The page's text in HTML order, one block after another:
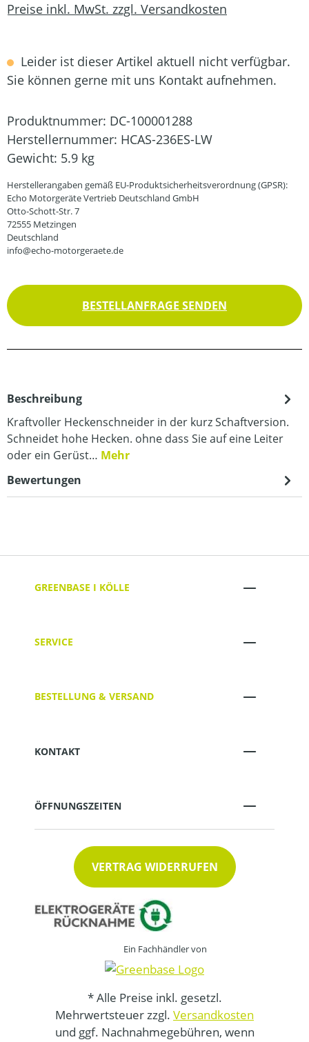
Preise inkl. MwSt. zzgl. Versandkosten
Leider ist dieser Artikel aktuell nicht verfügbar.
Sie können gerne mit uns Kontakt aufnehmen.
Produktnummer: DC-100001288
Herstellernummer: HCAS-236ES-LW
Gewicht: 5.9 kg
Herstellerangaben gemäß EU-Produktsicherheitsverordnung (GPSR):
Echo Motorgeräte Vertrieb Deutschland GmbH
Otto-Schott-Str. 7
72555 Metzingen
Deutschland
info@echo-motorgeraete.de
BESTELLANFRAGE SENDEN
Beschreibung
Kraftvoller Heckenschneider in der kurz Schaftversion.
Schneidet hohe Hecken. ohne dass Sie auf eine Leiter
oder ein Gerüst… Mehr
Bewertungen
GREENBASE I KÖLLE
SERVICE
BESTELLUNG & VERSAND
KONTAKT
ÖFFNUNGSZEITEN
VERTRAG WIDERRUFEN
Ein Fachhändler von
* Alle Preise inkl. gesetzl.
Mehrwertsteuer zzgl. Versandkosten
und ggf. Nachnahmegebühren, wenn